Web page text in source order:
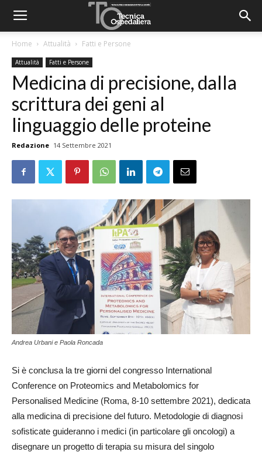
Home Attualità Fatti e Persone
Attualità Fatti e Persone
Medicina di precisione, dalla
scrittura dei geni al
linguaggio delle proteine
Redazione 14 Settembre 2021
Andrea Urbani e Paola Roncada
Si è conclusa la tre giorni del congresso International
Conference on Proteomics and Metabolomics for
Personalised Medicine (Roma, 8-10 settembre 2021), dedicata
alla medicina di precisione del futuro. Metodologie di diagnosi
sofisticate guideranno i medici (in particolare gli oncologi) a
disegnare un progetto di terapia su misura del singolo